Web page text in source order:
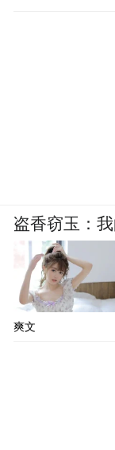
盗香窃玉：
爽文